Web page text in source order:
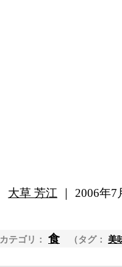
大草 芳江 ｜ 2006年
カテゴリ： 食 （タグ： 美